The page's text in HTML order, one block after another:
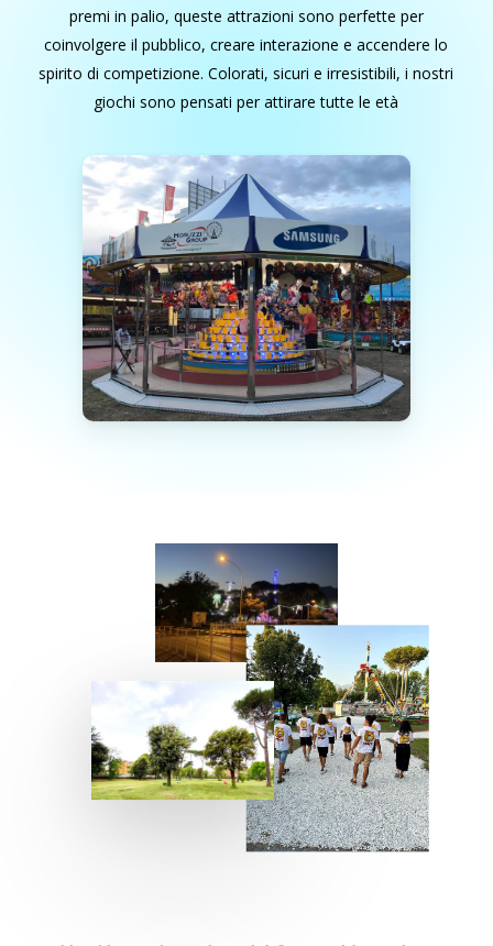
premi in palio, queste attrazioni sono perfette per
coinvolgere il pubblico, creare interazione e accendere lo
spirito di competizione. Colorati, sicuri e irresistibili, i nostri
giochi sono pensati per attirare tutte le età